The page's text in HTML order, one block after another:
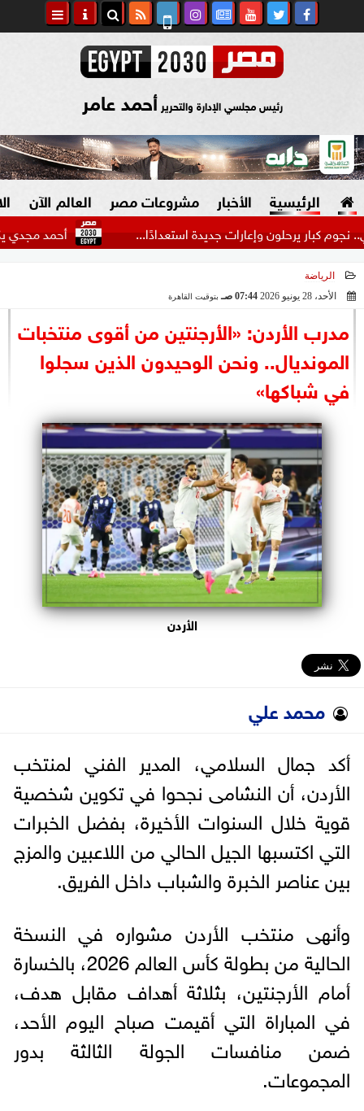
رئيس مجلسي الإدارة والتحرير أحمد عامر
الرئيسية الأخبار
السياسة
الرئاسة
البرلمان
الوزارات
الأحزاب
مشروعات مصر العالم الآن
أحمد مجدي يكشف يرحلون وإعارات جديدة استعدادًا...
الرياضة
الأحد، 28 يونيو 2026
07:44 صـ بتوقيت القاهرة
مدرب الأردن: «الأرجنتين من أقوى منتخبات
المونديال.. ونحن الوحيدون الذين سجلوا
في شباكها»
الأردن
محمد علي
أكد جمال السلامي، المدير الفني لمنتخب
الأردن، أن النشامى نجحوا في تكوين شخصية
قوية خلال السنوات الأخيرة، بفضل الخبرات
التي اكتسبها الجيل الحالي من اللاعبين والمزج
بين عناصر الخبرة والشباب داخل الفريق.
وأنهى منتخب الأردن مشواره في النسخة
الحالية من بطولة كأس العالم 2026، بالخسارة
أمام الأرجنتين، بثلاثة أهداف مقابل هدف،
في المباراة التي أقيمت صباح اليوم الأحد،
ضمن منافسات الجولة الثالثة بدور
المجموعات.